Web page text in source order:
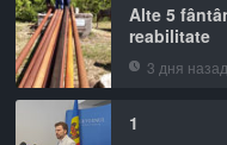
Alte 5
reabilitate
3 дня назад
1